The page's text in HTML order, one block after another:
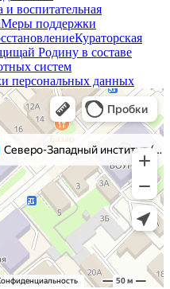
воспитательная
Меры поддержки
Кураторская
Родину в составе
систем
персональных данных